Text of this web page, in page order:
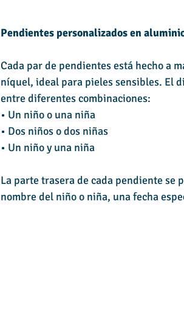
Pendientes personalizados en
Cada par de pendientes está hecho a
níquel, ideal para pieles sensibles. El
entre diferentes combinaciones:
• Un niño o una niña
• Dos niños o dos niñas
• Un niño y una niña
La parte trasera de cada pendiente se
nombre del niño o niña, una fecha